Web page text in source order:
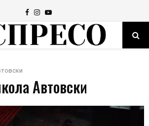
Facebook
Instagram
Youtube
Автовски